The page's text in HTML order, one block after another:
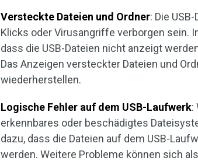
Versteckte Dateien und Ordner: Die
Klicks oder Virusangriffe verborgen sein.
dass die USB-Dateien nicht anzeigt
Das Anzeigen versteckter Dateien und
wiederherstellen.
Logische Fehler auf dem USB-Laufwerk:
erkennbares oder beschädigtes
dazu, dass die Dateien auf dem USB-
werden. Weitere Probleme können sich